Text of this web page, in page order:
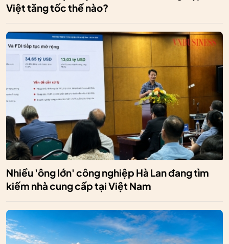
Việt tăng tốc thế nào?
Nhiều 'ông lớn' công nghiệp Hà Lan đang tìm
kiếm nhà cung cấp tại Việt Nam